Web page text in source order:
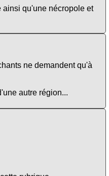
ainsi qu'une nécropole et
ne demandent qu'à
autre région...